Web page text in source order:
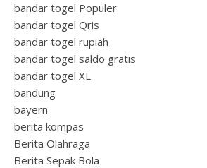
bandar togel Populer
bandar togel Qris
bandar togel rupiah
bandar togel saldo gratis
bandar togel XL
bandung
bayern
berita kompas
Berita Olahraga
Berita Sepak Bola